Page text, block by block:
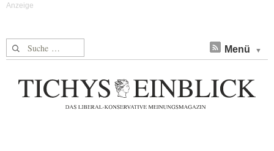
Suche nach: Menü